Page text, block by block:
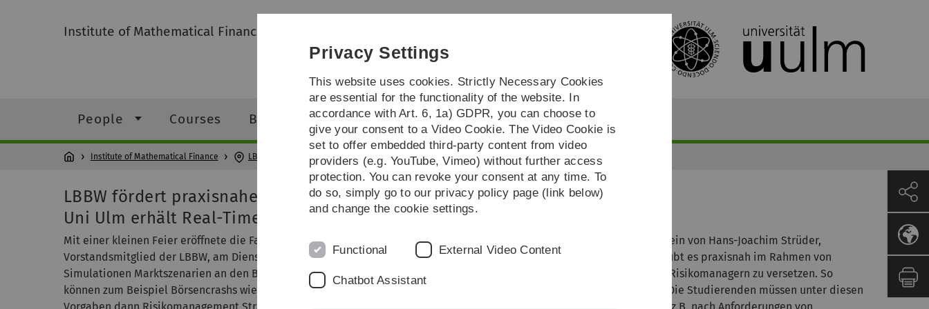
Skip
Skip
Skip
Skip
Institute of Mathematical Finance
People Courses Bachelor/Master Theses ...
Institute of Mathematical Finance LBBW Trading Room
LBBW fördert praxisnahes Lernen:
Uni Ulm erhält Real-Time Trading Room
Mit einer kleinen Feier eröffnete die Fakultät für Mathematik und Wirtschaftswissenschaften der Universität Ulm im Beisein von Hans-Joachim Strüder,
Vorstandsmitglied der LBBW, am Dienstag, 20, September einen Real-Time Trading Room. Ein solcher Trading Room erlaubt es praxisnah im Rahmen von
Simulationen Marktszenarien an den Börsen durchzuspielen und die Studierenden in die Rolle von Börsenhändlern und Risikomanagern zu versetzen. So
können zum Beispiel Börsencrashs wie der Black Monday von 1987 oder die Russland Krise von 1998 eingespielt werden. Die Studierenden müssen unter diesen
Privacy Settings
This website uses cookies. Strictly Necessary Cookies
are essential for the functionality of the website. In
accordance with Art. 6, 1a) GDPR, you can choose to
give your consent to a Video Cookie. The Video Cookie is
set to offer embedded third-party content from video
providers (e.g. YouTube, Vimeo) without further access
protection. You can revoke your consent at any time. To
do so, simply go to our privacy policy page (link below)
and change the cookie settings.
Functional External Video Content
Chatbot Assistant